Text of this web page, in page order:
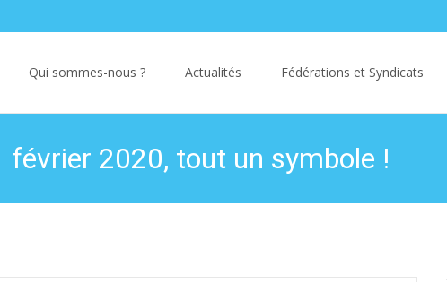
Qui sommes-nous ? Actualités Fédérations et Syndicats
2020, tout un symbole !